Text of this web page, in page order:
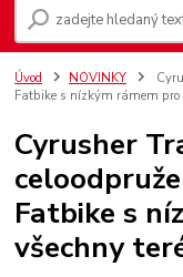
Úvod NOVINKY
Fatbike s nízkým rámem pro
Cyrusher
Fatbike s
všechny